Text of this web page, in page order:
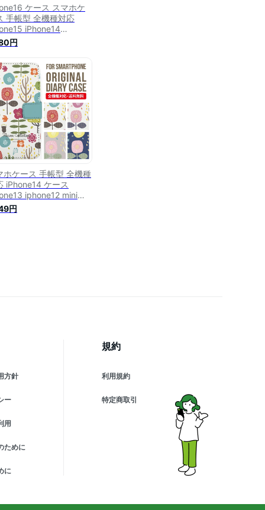
ケース スマホケ
手帳型 全機種対応
iPhone14
mini pro Max カ
iPhone SE 第3世代 第2
iPhone14pro iPhone11
sense8 wish 4
sense7 iphoneケー
韓国 galaxy a55 s23
xperia 10 vi iv google
8 402
円
ホケース 手帳型 全機種
iPhone14 ケース
iphone12 mini
カバー iPhone SE
代 第2世代 iPhone 11
円
方針
ー
用
ために
に
規約
利用規約
特定商取引